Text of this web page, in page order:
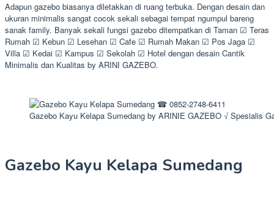
Adapun gazebo biasanya diletakkan di ruang terbuka. Dengan desain dan
ukuran minimalis sangat cocok sekali sebagai tempat ngumpul bareng
sanak family. Banyak sekali fungsi gazebo ditempatkan di Taman ☑ Teras
Rumah ☑ Kebun ☑ Lesehan ☑ Cafe ☑ Rumah Makan ☑ Pos Jaga ☑
Villa ☑ Kedai ☑ Kampus ☑ Sekolah ☑ Hotel dengan desain Cantik
Minimalis dan Kualitas by ARINI GAZEBO.
Gazebo Kayu Kelapa Sumedang by ARINIE GAZEBO √ Spesialis
Gazebo Kayu Kelapa Sumedang